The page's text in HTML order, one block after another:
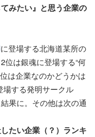
みたい』と思う企業の
に登場する北海道某所の
位は銀魂に登場する“何
は企業なのかどうかは
場する発明サークル
果に。その他は次の通
たい企業（？）ランキ